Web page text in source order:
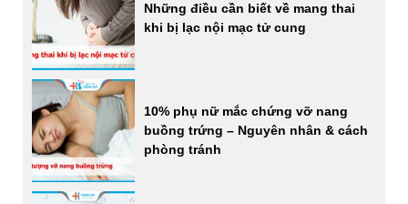
Những điều cần biết về mang thai
khi bị lạc nội mạc tử cung
10% phụ nữ mắc chứng vỡ nang
buồng trứng – Nguyên nhân & cách
phòng tránh